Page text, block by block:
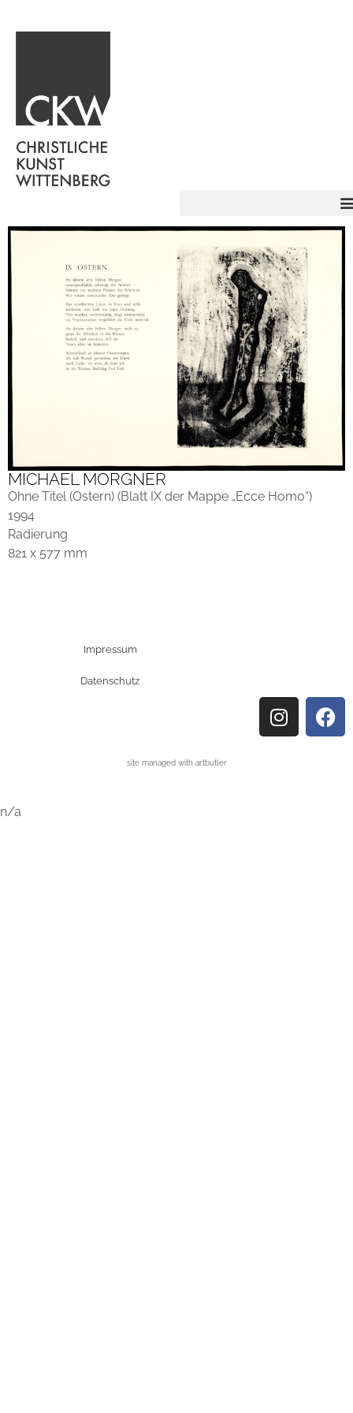
MICHAEL MORGNER
Ohne Titel (Ostern) (Blatt IX der Mappe „Ecce Homo“)
1994
Radierung
821 x 577 mm
Impressum
Datenschutz
site managed with artbutler
n/a